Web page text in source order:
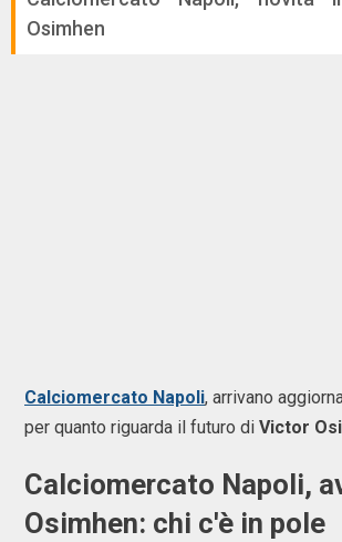
Osimhen
Calciomercato Napoli, arrivano
per quanto riguarda il futuro di Victor
Calciomercato Napoli,
Osimhen: chi c'è in pole